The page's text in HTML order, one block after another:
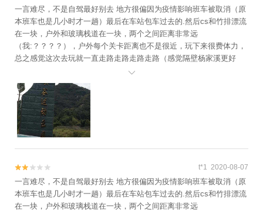
一言难尽，不是自驾最好别去 地方很偏因为疫情影响班车被取消（原
本班车也是几小时才一趟）最后在车站包车过去的.然后cs和竹排漂流
在一块，户外和玻璃栈道在一块，两个之间距离非常远
（我:？？？？），户外每个关卡距离也不是很近，玩下来很费体力，
总之感觉这次去玩就一直走路走路走路走路（感觉隔壁杨家溪更好
玩），附近也没啥吃的，门票也不是那种景区的门票（里面景区是开
发票，不知道cs那里怎么弄）附上在门口拍的照片


 t*1 2020-08-07
一言难尽，不是自驾最好别去 地方很偏因为疫情影响班车被取消（原
本班车也是几小时才一趟）最后在车站包车过去的.然后cs和竹排漂流
在一块，户外和玻璃栈道在一块，两个之间距离非常远